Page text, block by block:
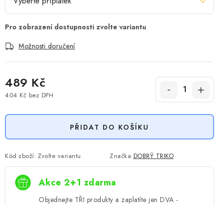
Možnosti doručení
489 Kč
404 Kč bez DPH
PŘIDAT DO KOŠÍKU
Kód zboží: Zvolte variantu Značka:DOBRÝ TRIKO
Akce 2+1 zdarma
Objednejte TŘI produkty a zaplatíte jen DVA -